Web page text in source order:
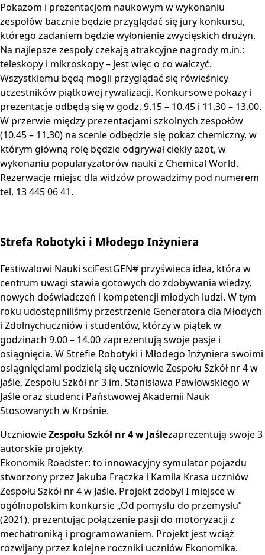
Pokazom i prezentacjom naukowym w wykonaniu
zespołów bacznie będzie przyglądać się jury konkursu,
którego zadaniem będzie wyłonienie zwycięskich drużyn.
Na najlepsze zespoły czekają atrakcyjne nagrody m.in.:
teleskopy i mikroskopy – jest więc o co walczyć.
Wszystkiemu będą mogli przyglądać się rówieśnicy
uczestników piątkowej rywalizacji. Konkursowe pokazy i
prezentacje odbędą się w godz. 9.15 – 10.45 i 11.30 – 13.00.
W przerwie między prezentacjami szkolnych zespołów
(10.45 – 11.30) na scenie odbędzie się pokaz chemiczny, w
którym główną rolę będzie odgrywał ciekły azot, w
wykonaniu popularyzatorów nauki z Chemical World.
Rezerwacje miejsc dla widzów prowadzimy pod numerem
tel. 13 445 06 41.
Strefa Robotyki i Młodego Inżyniera
Festiwalowi Nauki sciFestGEN# przyświeca idea, która w
centrum uwagi stawia gotowych do zdobywania wiedzy,
nowych doświadczeń i kompetencji młodych ludzi. W tym
roku udostępniliśmy przestrzenie Generatora dla Młodych
i Zdolnychuczniów i studentów, którzy w piątek w
godzinach 9.00 – 14.00 zaprezentują swoje pasje i
osiągnięcia. W Strefie Robotyki i Młodego Inżyniera swoimi
osiągnięciami podzielą się uczniowie Zespołu Szkół nr 4 w
Jaśle, Zespołu Szkół nr 3 im. Stanisława Pawłowskiego w
Jaśle oraz studenci Państwowej Akademii Nauk
Stosowanych w Krośnie.
UczniowieZespołu Szkół nr 4 w Jaślezaprezentują swoje 3
autorskie projekty.
Ekonomik Roadster: to innowacyjny symulator pojazdu
stworzony przez Jakuba Frączka i Kamila Krasa uczniów
Zespołu Szkół nr 4 w Jaśle. Projekt zdobył I miejsce w
ogólnopolskim konkursie „Od pomysłu do przemysłu”
(2021), prezentując połączenie pasji do motoryzacji z
mechatroniką i programowaniem. Projekt jest wciąż
rozwijany przez kolejne roczniki uczniów Ekonomika.